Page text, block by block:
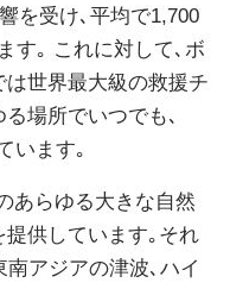
を受け､平均で1,700
す｡ これに対して､ボ
世界最大級の救援チ
場所でいつでも､
います｡
あらゆる大きな自然
供しています｡それ
アジアの津波､ハイ